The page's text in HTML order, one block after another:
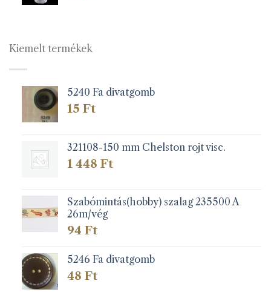
Kiemelt termékek
5240 Fa divatgomb
15 Ft
321108-150 mm Chelston rojt visc.
1 448 Ft
Szabómintás(hobby) szalag 235500 A
26m/vég
94 Ft
5246 Fa divatgomb
48 Ft